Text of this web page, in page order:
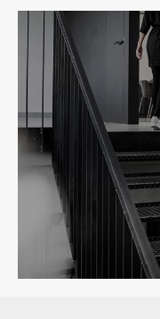
2026-08-04 17:55:09
宁波制造业网站建设
2026-08-02 17:58:44
工厂短视频拍摄后，